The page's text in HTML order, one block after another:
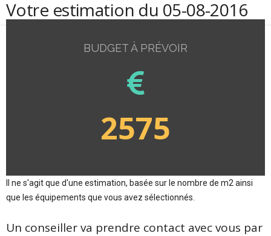
Votre estimation du 05-08-2016
BUDGET À PRÉVOIR
2575
Il ne s'agit que d'une estimation, basée sur le nombre de m2 ainsi
que les équipements que vous avez sélectionnés.
Un conseiller va prendre contact avec vous par